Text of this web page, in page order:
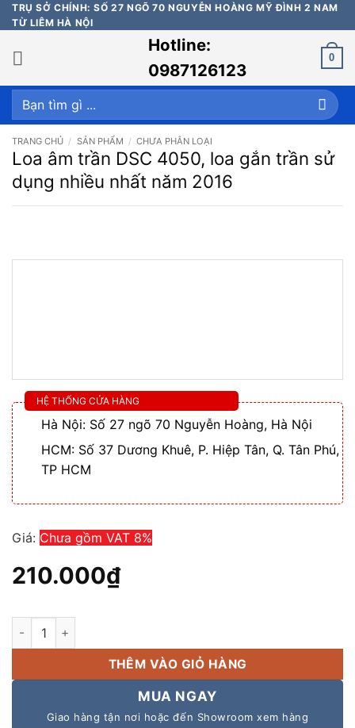
Bỏ
qua
nội
dung
TRỤ SỞ CHÍNH: SỐ 27 NGÕ 70 NGUYỄN HOÀNG MỸ ĐÌNH 2 NAM
TỪ LIÊM HÀ NỘI
Hotline:
0987126123
0
Tìm
kiếm:
TRANG CHỦ / SẢN PHẨM / CHƯA PHÂN LOẠI
Loa âm trần DSC 4050, loa gắn trần sử
dụng nhiều nhất năm 2016
HỆ THỐNG CỬA HÀNG
Hà Nội: Số 27 ngõ 70 Nguyễn Hoàng, Hà Nội
HCM: Số 37 Dương Khuê, P. Hiệp Tân, Q. Tân Phú,
TP HCM
Giá: Chưa gồm VAT 8%
210.000₫
Loa âm trần DSC 4050, loa gắn trần sử dụng nhiều nhất năm
THÊM VÀO GIỎ HÀNG
MUA NGAY
Giao hàng tận nơi hoặc đến Showroom xem hàng